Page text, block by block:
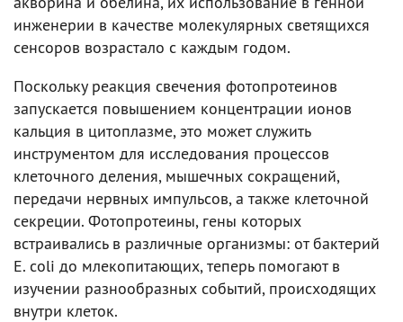
инженерии в качестве молекулярных светящихся
сенсоров возрастало с каждым годом.
Поскольку реакция свечения фотопротеинов
запускается повышением концентрации ионов
кальция в цитоплазме, это может служить
инструментом для исследования процессов
клеточного деления, мышечных сокращений,
передачи нервных импульсов, а также клеточной
секреции. Фотопротеины, гены которых
встраивались в различные организмы: от бактерий
E. coli до млекопитающих, теперь помогают в
изучении разнообразных событий, происходящих
внутри клеток.